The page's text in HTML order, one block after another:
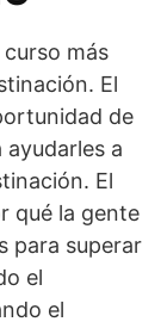
más
El
de
a
El
qué la gente
para superar
el
el